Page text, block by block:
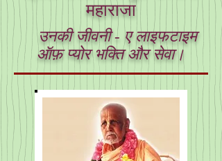
महाराजा
उनकी जीवनी - ए लाइफटाइम
ऑफ़ प्योर भक्ति और सेवा।